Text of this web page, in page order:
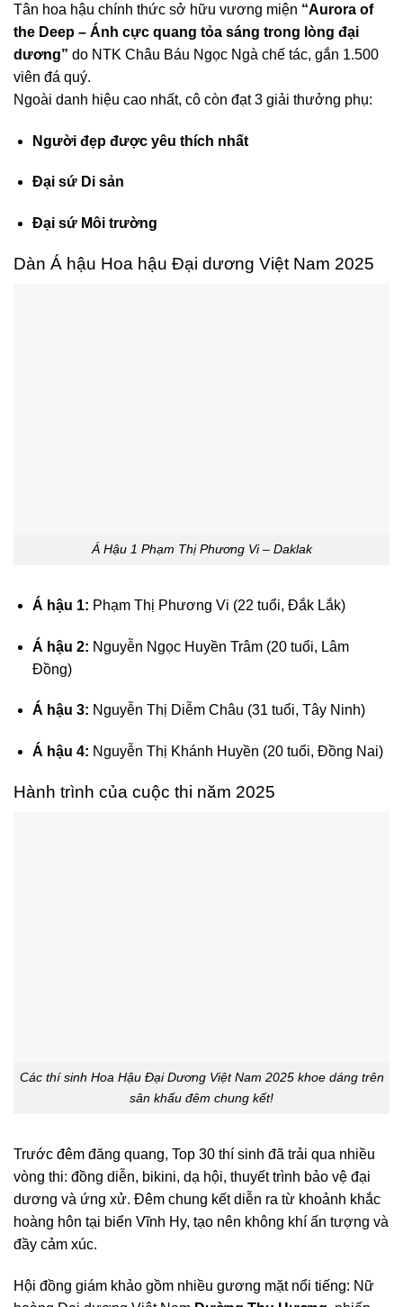
Tân hoa hậu chính thức sở hữu vương miện “Aurora of
the Deep – Ánh cực quang tỏa sáng trong lòng đại
dương” do NTK Châu Báu Ngọc Ngà chế tác, gắn 1.500
viên đá quý.
Ngoài danh hiệu cao nhất, cô còn đạt 3 giải thưởng phụ:
Người đẹp được yêu thích nhất
Đại sứ Di sản
Đại sứ Môi trường
Dàn Á hậu Hoa hậu Đại dương Việt Nam 2025
Á Hậu 1 Phạm Thị Phương Vi – Daklak
Á hậu 1: Phạm Thị Phương Vi (22 tuổi, Đắk Lắk)
Á hậu 2: Nguyễn Ngọc Huyền Trâm (20 tuổi, Lâm
Đồng)
Á hậu 3: Nguyễn Thị Diễm Châu (31 tuổi, Tây Ninh)
Á hậu 4: Nguyễn Thị Khánh Huyền (20 tuổi, Đồng Nai)
Hành trình của cuộc thi năm 2025
Các thí sinh Hoa Hậu Đại Dương Việt Nam 2025 khoe dáng trên
sân khấu đêm chung kết!
Trước đêm đăng quang, Top 30 thí sinh đã trải qua nhiều
vòng thi: đồng diễn, bikini, dạ hội, thuyết trình bảo vệ đại
dương và ứng xử. Đêm chung kết diễn ra từ khoảnh khắc
hoàng hôn tại biển Vĩnh Hy, tạo nên không khí ấn tượng và
đầy cảm xúc.
Hội đồng giám khảo gồm nhiều gương mặt nổi tiếng: Nữ